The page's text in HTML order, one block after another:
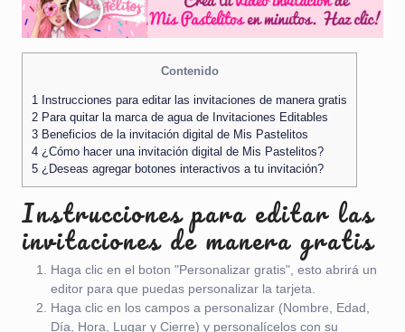
Contenido
1 Instrucciones para editar las invitaciones de manera gratis
2 Para quitar la marca de agua de Invitaciones Editables
3 Beneficios de la invitación digital de Mis Pastelitos
4 ¿Cómo hacer una invitación digital de Mis Pastelitos?
5 ¿Deseas agregar botones interactivos a tu invitación?
Instrucciones para editar las
invitaciones de manera gratis
Haga clic en el boton "Personalizar gratis", esto abrirá un
editor para que puedas personalizar la tarjeta.
Haga clic en los campos a personalizar (Nombre, Edad,
Día, Hora, Lugar y Cierre) y personalícelos con su